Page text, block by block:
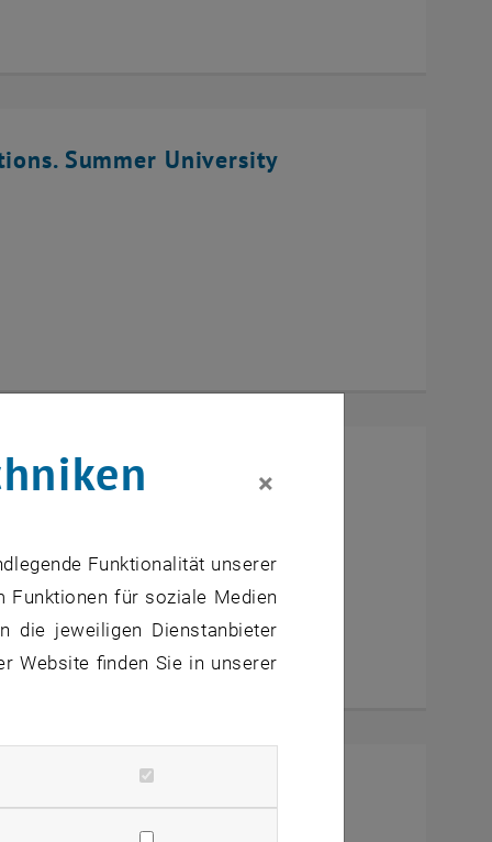
Summer University
×
Funktionalität unserer
Funktionen für soziale Medien
die jeweiligen Dienstanbieter
Website finden Sie in unserer